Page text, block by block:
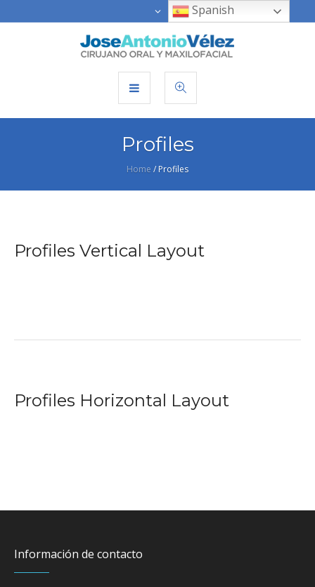
Profiles
Home / Profiles
Profiles Vertical Layout
Profiles Horizontal Layout
Información de contacto
Spanish